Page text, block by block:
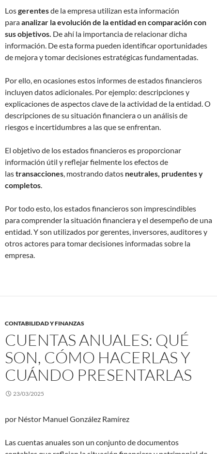
Losgerentesde la empresa utilizan esta información
paraanalizar la evolución de la entidad en comparación con
sus objetivos. De ahí la importancia de relacionar dicha
información. De esta forma pueden identificar oportunidades
de mejora y tomar decisiones estratégicas fundamentadas.
Por ello, en ocasiones estos informes de estados financieros
incluyen datos adicionales. Por ejemplo: descripciones y
explicaciones de aspectos clave de la actividad de la entidad. O
descripciones de su situación financiera o un análisis de
riesgos e incertidumbres a las que se enfrentan.
El objetivo de los estados financieros es proporcionar
información útil y reflejar fielmente los efectos de
lastransacciones, mostrando datos neutrales, prudentes y
completos.
Por todo esto, los estados financieros son imprescindibles
para comprender la situación financiera y el desempeño de una
entidad. Y son utilizados por gerentes, inversores, auditores y
otros actores para tomar decisiones informadas sobre la
empresa.
CONTABILIDAD Y FINANZAS
CUENTAS ANUALES: QUÉ
SON, CÓMO HACERLAS Y
CUÁNDO PRESENTARLAS
23/03/2025
por Néstor Manuel González Ramírez
Las cuentas anuales son un conjunto de documentos